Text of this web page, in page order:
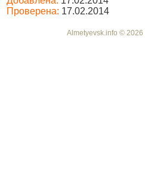
Проверена: 17.02.2014
Almetyevsk.info © 2026 |